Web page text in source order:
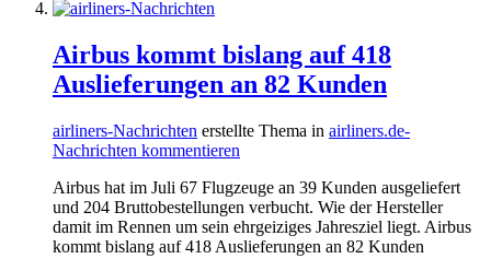
Airbus kommt bislang auf 418
Auslieferungen an 82 Kunden
airliners-Nachrichten erstellte Thema in airliners.de-
Nachrichten kommentieren
Airbus hat im Juli 67 Flugzeuge an 39 Kunden ausgeliefert
und 204 Bruttobestellungen verbucht. Wie der Hersteller
damit im Rennen um sein ehrgeiziges Jahresziel liegt. Airbus
kommt bislang auf 418 Auslieferungen an 82 Kunden